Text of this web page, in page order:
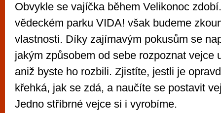
Obvykle se vajíčka během Velikonoc
vědeckém parku VIDA! však budeme
vlastnosti. Díky zajímavým pokusům se
jakým způsobem od sebe rozpoznat vejce
aniž byste ho rozbili. Zjistíte, jestli je
křehká, jak se zdá, a naučíte se postavit
Jedno stříbrné vejce si i vyrobíme.